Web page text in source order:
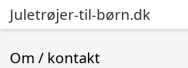
Juletrøjer-til-børn.dk
Om / kontakt